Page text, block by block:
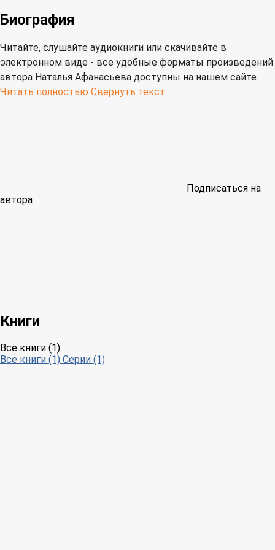
Биография
Читайте, слушайте аудиокниги или скачивайте в
электронном виде - все удобные форматы произведений
автора Наталья Афанасьева доступны на нашем сайте.
Читать полностью Свернуть текст
Подписаться на
автора
Книги
Все книги (1)
Все книги (1) Серии (1)